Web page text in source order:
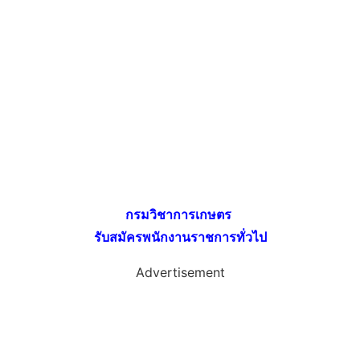
กรมวิชาการเกษตร
รับสมัครพนักงานราชการทั่วไป
Advertisement